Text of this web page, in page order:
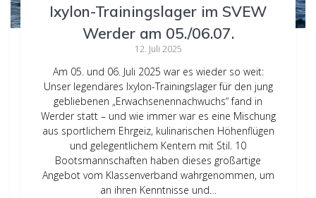
Ixylon-Trainingslager im SVEW
Werder am 05./06.07.
12. Juli 2025
Am 05. und 06. Juli 2025 war es wieder so weit:
Unser legendäres Ixylon-Trainingslager für den jung
gebliebenen „Erwachsenennachwuchs“ fand in
Werder statt – und wie immer war es eine Mischung
aus sportlichem Ehrgeiz, kulinarischen Höhenflügen
und gelegentlichem Kentern mit Stil. 10
Bootsmannschaften haben dieses großartige
Angebot vom Klassenverband wahrgenommen, um
an ihren Kenntnisse und…